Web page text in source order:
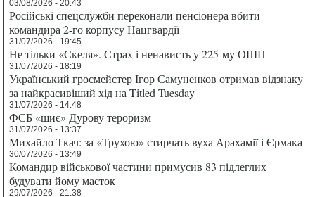
03/08/2026 - 20:43
Російські спецслужби переконали пенсіонера вбити
командира 2-го корпусу Нацгвардії
31/07/2026 - 19:45
Не тільки «Скеля». Страх і ненависть у 225-му ОШП
31/07/2026 - 18:19
Український гросмейстер Ігор Самуненков отримав відзнаку
за найкрасивіший хід на Titled Tuesday
31/07/2026 - 14:48
ФСБ «шиє» Дурову тероризм
31/07/2026 - 13:37
Михайло Ткач: за «Трухою» стирчать вуха Арахамії і Єрмака
30/07/2026 - 13:49
Командир військової частини примусив 83 підлеглих
будувати йому маєток
29/07/2026 - 21:38